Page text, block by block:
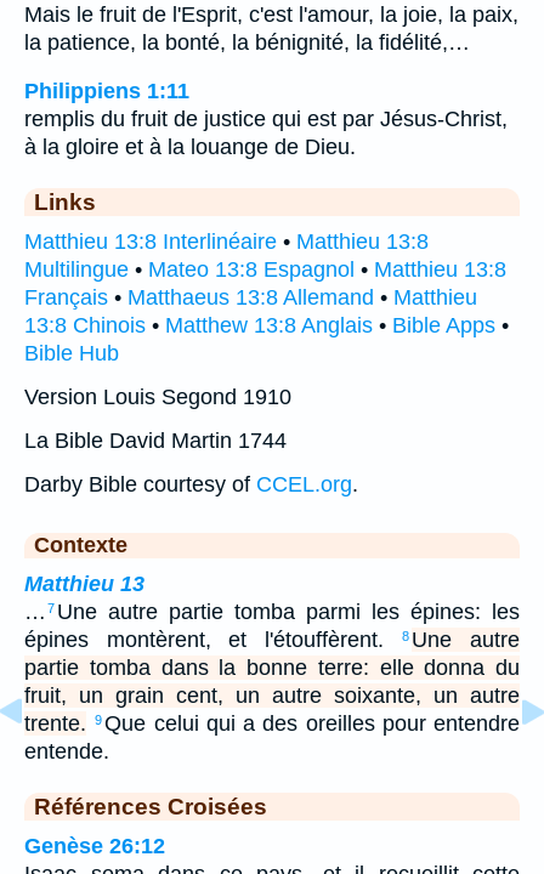
Mais le fruit de l'Esprit, c'est l'amour, la joie, la paix,
la patience, la bonté, la bénignité, la fidélité,…
Philippiens 1:11
remplis du fruit de justice qui est par Jésus-Christ,
à la gloire et à la louange de Dieu.
Links
Matthieu 13:8 Interlinéaire • Matthieu 13:8
Multilingue • Mateo 13:8 Espagnol • Matthieu 13:8
Français • Matthaeus 13:8 Allemand • Matthieu
13:8 Chinois • Matthew 13:8 Anglais • Bible Apps •
Bible Hub
Version Louis Segond 1910
La Bible David Martin 1744
Darby Bible courtesy of CCEL.org.
Contexte
Matthieu 13
… 7 Une autre partie tomba parmi les épines: les
épines montèrent, et l'étouffèrent.
8 Une autre
partie tomba dans la bonne terre: elle donna du
fruit, un grain cent, un autre soixante, un autre
trente.
9Que celui qui a des oreilles pour entendre
entende.
Références Croisées
Genèse 26:12